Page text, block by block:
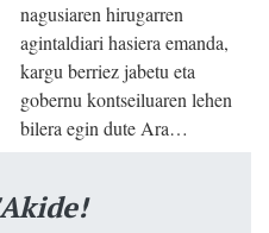
nagusiaren hirugarren
agintaldiari hasiera emanda,
kargu berriez jabetu eta
gobernu kontseiluaren lehen
bilera egin dute Ara…